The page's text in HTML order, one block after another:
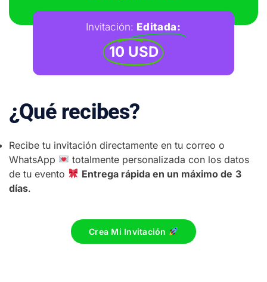
Invitación: Editada:
10 USD
¿Qué recibes?
Recibe tu invitación directamente en tu correo o
WhatsApp
totalmente personalizada con los datos
de tu evento
Entrega rápida en un máximo de 3
días.
Crea Mi Invitación